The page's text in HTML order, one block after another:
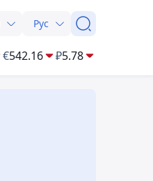
Рус
€542.16 ₽5.78